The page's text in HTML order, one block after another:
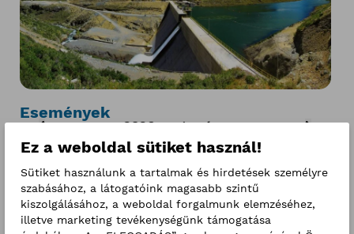
Események
2026. augusztus
h
k sz cs p sz
27
28 29 30 31 1 2
3 4 5 6 7 8 9
Ez a weboldal sütiket használ!
Sütiket használunk a tartalmak és hirdetések személyre
szabásához, a látogatóink magasabb szintű
kiszolgálásához, a weboldal forgalmunk elemzéséhez,
illetve marketing tevékenységünk támogatása